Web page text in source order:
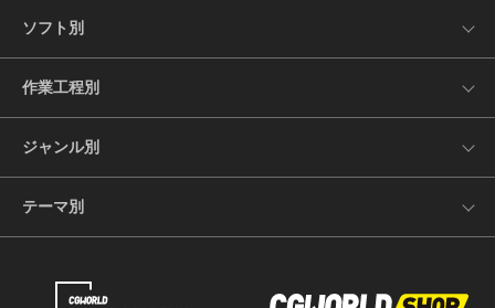
ソフト別
作業工程別
ジャンル別
テーマ別